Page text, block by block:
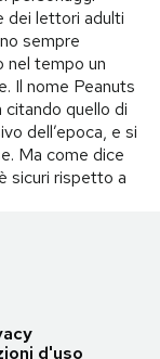
dei lettori adulti
sempre
nel tempo un
Il nome Peanuts
quello di
dell’epoca, e si
Ma come dice
sicuri rispetto a
d'uso